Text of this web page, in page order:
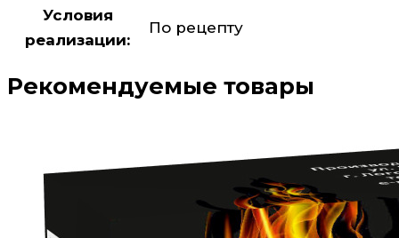
Условия
реализации:
По рецепту
Рекомендуемые товары